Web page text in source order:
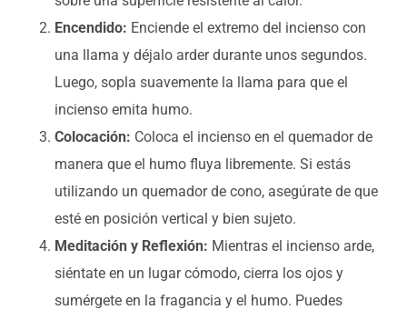
Encendido: Enciende el extremo del incienso con
una llama y déjalo arder durante unos segundos.
Luego, sopla suavemente la llama para que el
incienso emita humo.
Colocación: Coloca el incienso en el quemador de
manera que el humo fluya libremente. Si estás
utilizando un quemador de cono, asegúrate de que
esté en posición vertical y bien sujeto.
Meditación y Reflexión: Mientras el incienso arde,
siéntate en un lugar cómodo, cierra los ojos y
sumérgete en la fragancia y el humo. Puedes